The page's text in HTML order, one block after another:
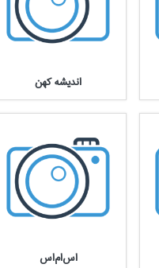
انديشه كهن
اس‌ام‌اس